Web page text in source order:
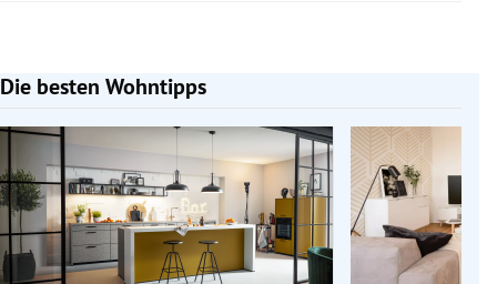
Die besten Wohntipps
Slide 1 von 10